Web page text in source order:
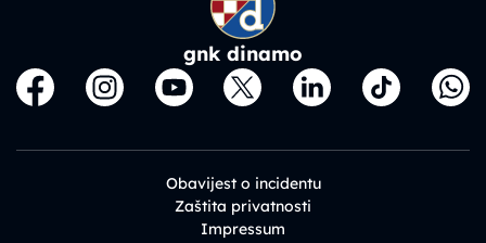
gnk dinamo
Obavijest o incidentu
Zaštita privatnosti
Impressum